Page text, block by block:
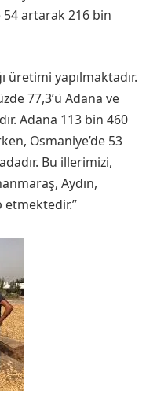
54 artarak 216 bin
üretimi yapılmaktadır.
77,3’ü Adana ve
Adana 113 bin 460
Osmaniye’de 53
Bu illerimizi,
Aydın,
etmektedir.”